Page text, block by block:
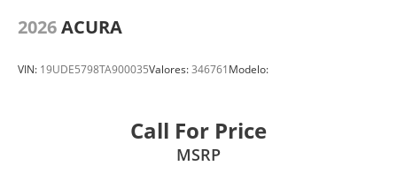
2026ACURA
VIN: 19UDE5798TA900035Valores:346761Modelo:
Call For Price
MSRP